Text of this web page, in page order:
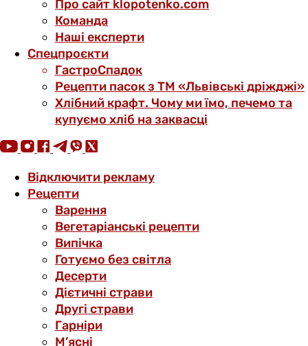
Про сайт klopotenko.com
Команда
Наші експерти
Спецпроєкти
ГастроСпадок
Рецепти пасок з ТМ «Львівські дріжджі»
Хлібний крафт. Чому ми їмо, печемо та
купуємо хліб на заквасці
Відключити рекламу
Рецепти
Варення
Вегетаріанські рецепти
Випічка
Готуємо без світла
Десерти
Дієтичні страви
Другі страви
Гарніри
М’ясні